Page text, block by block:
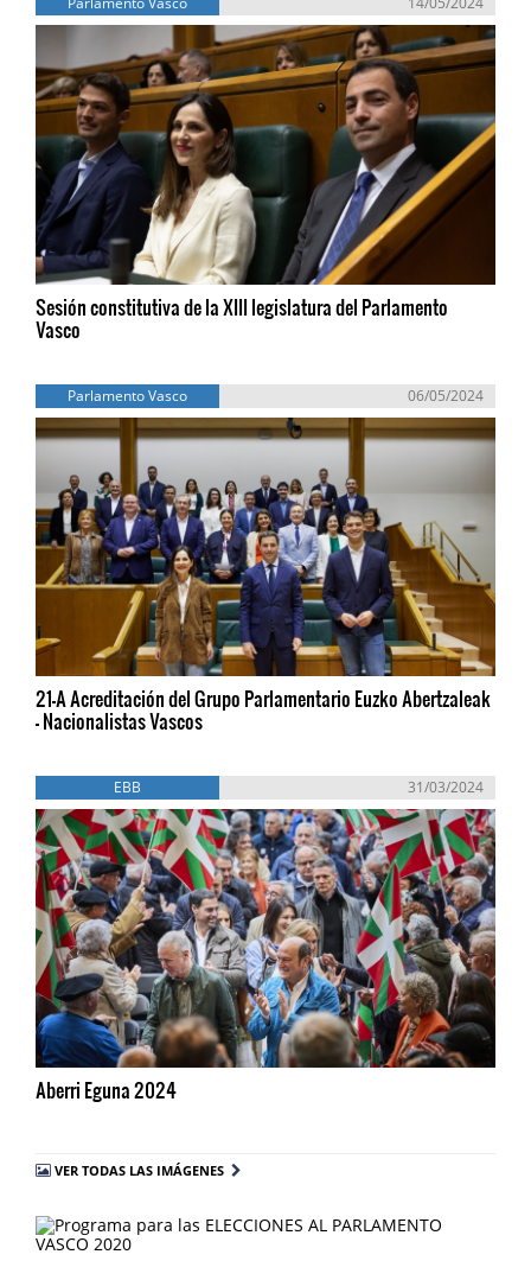
Sesión constitutiva de la XIII legislatura del Parlamento
Vasco
Parlamento Vasco 06/05/2024
21-A Acreditación del Grupo Parlamentario Euzko Abertzaleak
- Nacionalistas Vascos
EBB 31/03/2024
Aberri Eguna 2024
VER TODAS LAS IMÁGENES